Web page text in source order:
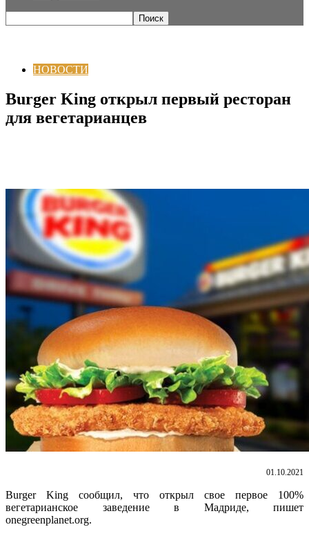
НОВОСТИ
Burger King открыл первый ресторан
для вегетарианцев
01.10.2021
Burger King сообщил, что открыл свое первое 100%
вегетарианское заведение в Мадриде, пишет
onegreenplanet.org.